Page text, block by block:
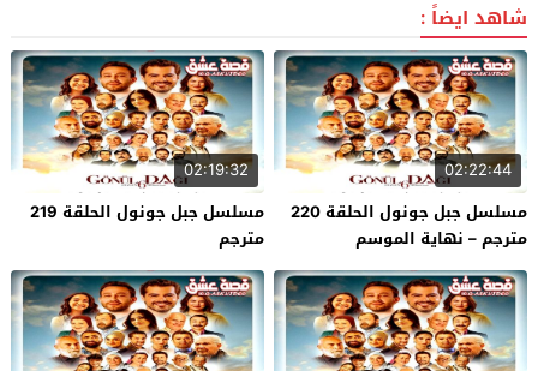
شاهد ايضاً :
02:22:44
مسلسل جبل جونول الحلقة 220
مترجم – نهاية الموسم
02:19:32
مسلسل جبل جونول الحلقة 219
مترجم